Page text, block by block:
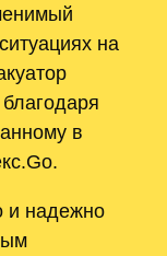
на
в
и надежно